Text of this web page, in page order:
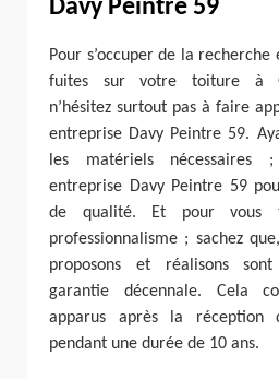
Davy Peintre 59
Pour s’occuper de la
fuites sur votre toiture à
n’hésitez surtout pas à faire
entreprise Davy Peintre 59.
les matériels nécessaires
entreprise Davy Peintre 59
de qualité. Et pour vous
professionnalisme ; sachez
proposons et réalisons sont
garantie décennale. Cela
apparus après la réception
pendant une durée de 10 ans.